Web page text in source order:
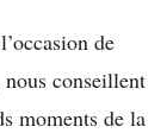
de
conseillent
moments de la